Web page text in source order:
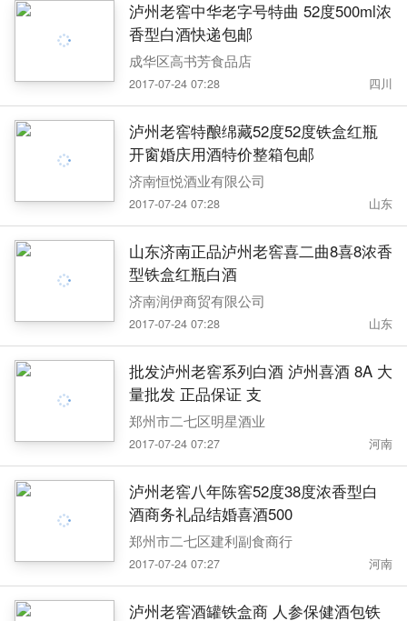
泸州老窖中华老字号特曲 52度500ml浓
香型白酒快递包邮
成华区高书芳食品店
2017-07-24 07:28 四川
泸州老窖特酿绵藏52度52度铁盒红瓶
开窗婚庆用酒特价整箱包邮
济南恒悦酒业有限公司
2017-07-24 07:28 山东
山东济南正品泸州老窖喜二曲8喜8浓香
型铁盒红瓶白酒
济南润伊商贸有限公司
2017-07-24 07:28 山东
批发泸州老窖系列白酒 泸州喜酒 8A 大
量批发 正品保证 支
郑州市二七区明星酒业
2017-07-24 07:27 河南
泸州老窖八年陈窖52度38度浓香型白
酒商务礼品结婚喜酒500
郑州市二七区建利副食商行
2017-07-24 07:27 河南
泸州老窖酒罐铁盒商 人参保健酒包铁